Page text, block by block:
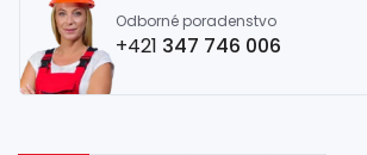
Odborné poradenstvo
+421 347 746 006